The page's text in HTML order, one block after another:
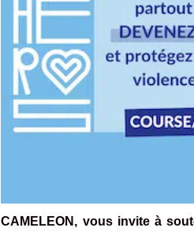
CAMELEON, vous invite à